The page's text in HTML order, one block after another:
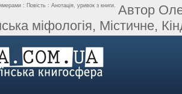
: Повість : Анотація, уривок з книги. Автор
міфологія, Містичне,